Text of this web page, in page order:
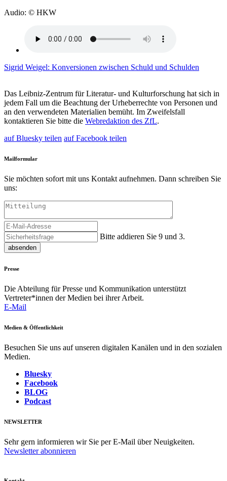
Audio: © HKW
Sigrid Weigel: Konversionen zwischen Schuld und Schulden
Das Leibniz-Zentrum für Literatur- und Kulturforschung hat sich in
jedem Fall um die Beachtung der Urheberrechte von Personen und
an den verwendeten Materialien bemüht. Im Zweifelsfall
kontaktieren Sie bitte die Webredaktion des ZfL.
auf Bluesky teilen auf Facebook teilen
Mailformular
Sie möchten sofort mit uns Kontakt aufnehmen. Dann schreiben Sie
uns:
Bitte addieren Sie 9 und 3.
absenden
Presse
Die Abteilung für Presse und Kommunikation unterstützt
Vertreter*innen der Medien bei ihrer Arbeit.
E-Mail
Medien & Öffentlichkeit
Besuchen Sie uns auf unseren digitalen Kanälen und in den sozialen
Medien.
Bluesky
Facebook
BLOG
Podcast
NEWSLETTER
Sehr gern informieren wir Sie per E-Mail über Neuigkeiten.
Newsletter abonnieren